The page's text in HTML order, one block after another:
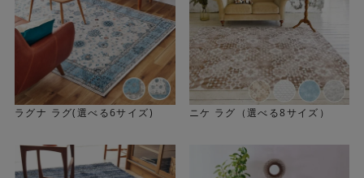
ラグナ ラグ(選べる6サイズ) ニケ ラグ（選べる8サイズ）